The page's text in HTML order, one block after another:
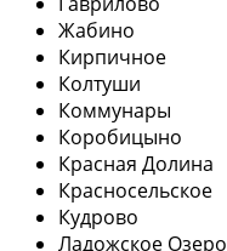
Жабино
Кирпичное
Колтуши
Коммунары
Коробицыно
Красная Долина
Красносельское
Кудрово
Ладожское Озеро